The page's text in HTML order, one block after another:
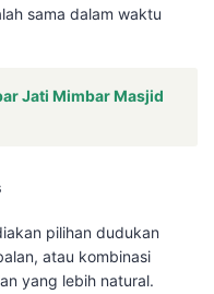
sama dalam waktu
Jati Mimbar Masjid
pilihan dudukan
atau kombinasi
yang lebih natural.